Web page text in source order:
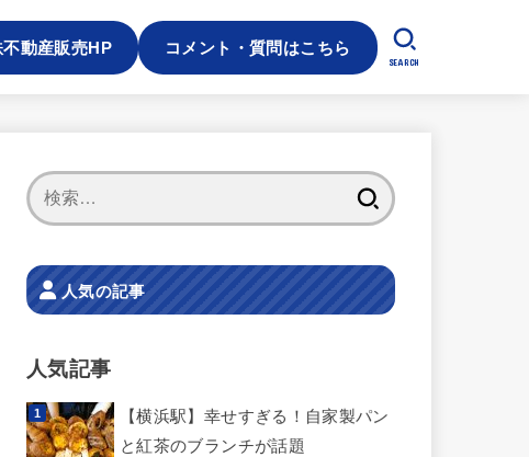
不動産販売HP コメント・質問はこちら
SEARCH
人気の記事
人気記事
【横浜駅】幸せすぎる！自家製パン
と紅茶のブランチが話題